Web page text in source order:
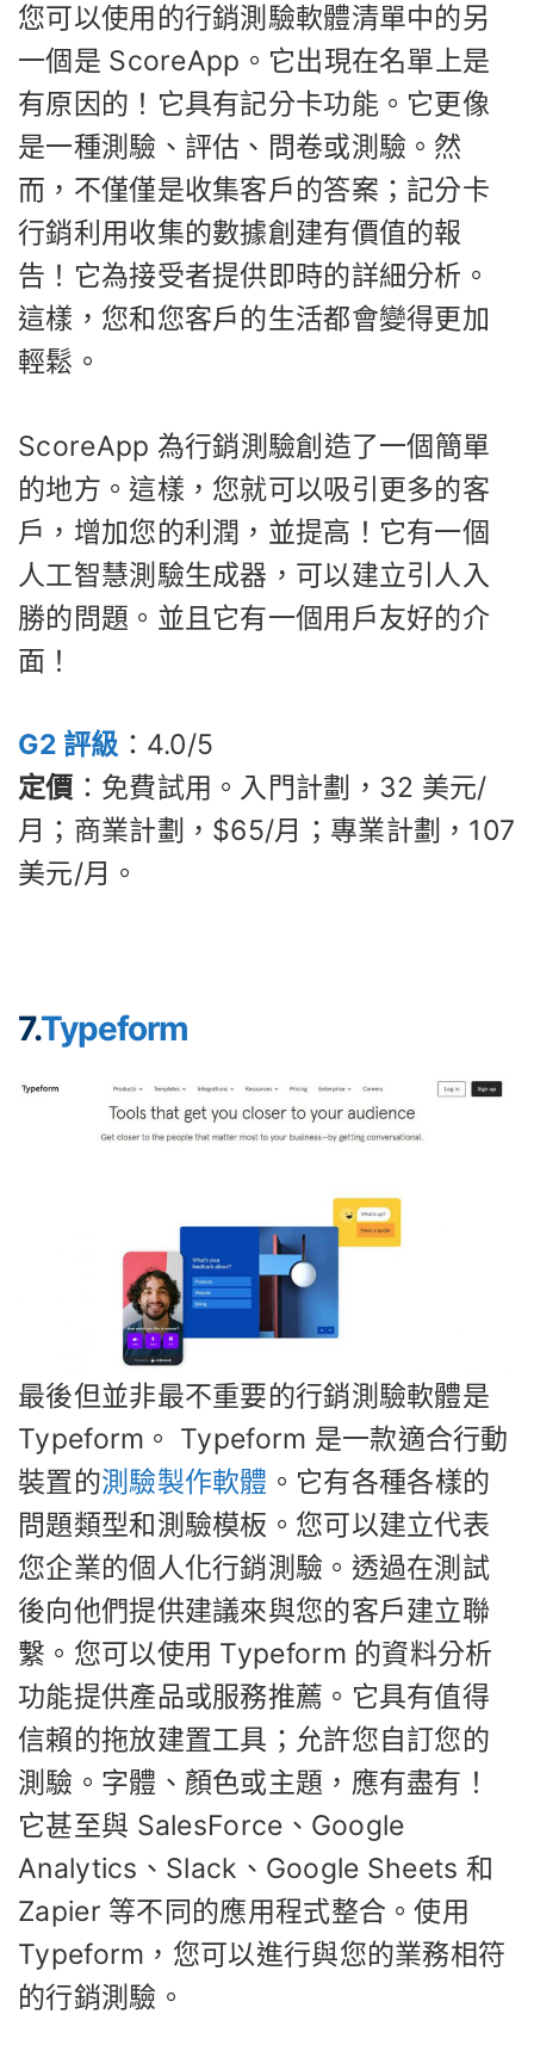
您可以使用的行銷測驗軟體清單中的另
一個是 ScoreApp。它出現在名單上是
有原因的！它具有記分卡功能。它更像
是一種測驗、評估、問卷或測驗。然
而，不僅僅是收集客戶的答案；記分卡
行銷利用收集的數據創建有價值的報
告！它為接受者提供即時的詳細分析。
這樣，您和您客戶的生活都會變得更加
輕鬆。
ScoreApp 為行銷測驗創造了一個簡單
的地方。這樣，您就可以吸引更多的客
戶，增加您的利潤，並提高！它有一個
人工智慧測驗生成器，可以建立引人入
勝的問題。並且它有一個用戶友好的介
面！
G2 評級 ：4.0/5
定價 ：免費試用。入門計劃，32 美元/
月；商業計劃，$65/月；專業計劃，107
美元/月。
7.Typeform
最後但並非最不重要的行銷測驗軟體是
Typeform。 Typeform 是一款適合行動
裝置的測驗製作軟體 。它有各種各樣的
問題類型和測驗模板。您可以建立代表
您企業的個人化行銷測驗。透過在測試
後向他們提供建議來與您的客戶建立聯
繫。您可以使用 Typeform 的資料分析
功能提供產品或服務推薦。它具有值得
信賴的拖放建置工具；允許您自訂您的
測驗。字體、顏色或主題，應有盡有！
它甚至與 SalesForce、Google
Analytics、Slack、Google Sheets 和
Zapier 等不同的應用程式整合。使用
Typeform，您可以進行與您的業務相符
的行銷測驗。